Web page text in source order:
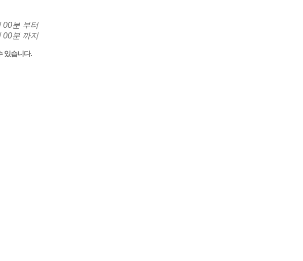
00분 부터
00분 까지
있습니다.